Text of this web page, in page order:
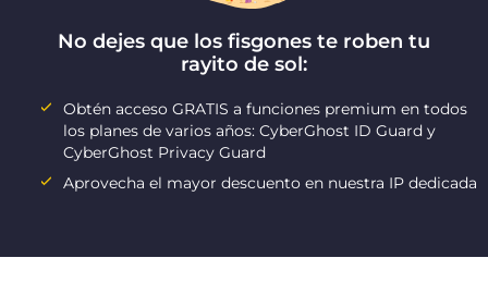
No dejes que los fisgones te roben tu
rayito de sol:
Obtén acceso GRATIS a funciones premium en todos
los planes de varios años: CyberGhost ID Guard y
CyberGhost Privacy Guard
Aprovecha el mayor descuento en nuestra IP dedicada